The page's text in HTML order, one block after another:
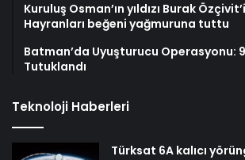
Kuruluş Osman’ın yıldızı Burak
Hayranları beğeni yağmuruna tuttu
Batman’da Uyuşturucu Operasyonu:
Tutuklandı
Teknoloji Haberleri
Türksat 6A kalıcı